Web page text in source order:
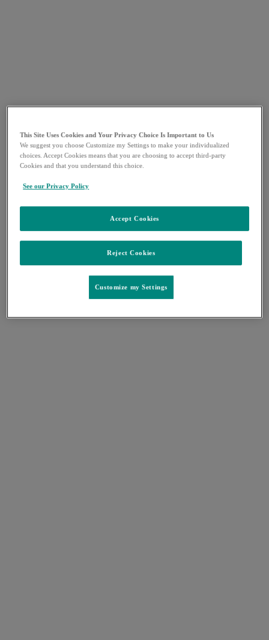
This Site Uses Cookies and Your Privacy Choice Is Important to Us
We suggest you choose Customize my Settings to make your individualized
choices. Accept Cookies means that you are choosing to accept third-party
Cookies and that you understand this choice.
See our Privacy Policy
Reject Cookies
Accept Cookies
Customize my Settings